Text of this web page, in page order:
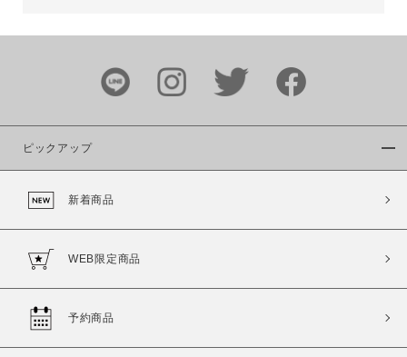
ブランド
カラー
ピックアップ
新着商品
WEB限定商品
予約商品